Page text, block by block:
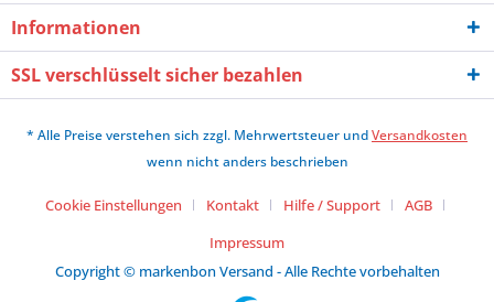
Informationen
SSL verschlüsselt sicher bezahlen
* Alle Preise verstehen sich zzgl. Mehrwertsteuer undVersandkosten
wenn nicht anders beschrieben
Cookie Einstellungen Kontakt Hilfe / Support
AGB
Impressum
Copyright © markenbon Versand - Alle Rechte vorbehalten